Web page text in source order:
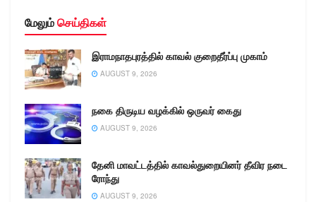
மேலும்செய்திகள்
இராமநாதபுரத்தில் காவல் குறைதீர்ப்பு முகாம்
AUGUST 9, 2026
நகை திருடிய வழக்கில் ஒருவர் கைது
AUGUST 9, 2026
தேனி மாவட்டத்தில் காவல்துறையினர் தீவிர நடை
ரோந்து
AUGUST 9, 2026